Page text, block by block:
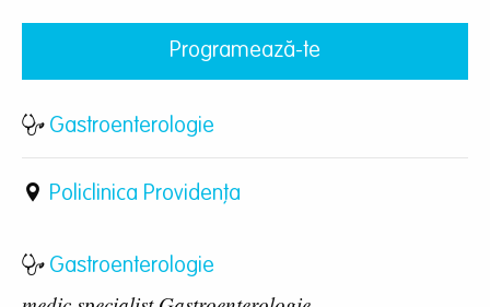
Programează-te
Gastroenterologie
Policlinica Providenţa
Gastroenterologie